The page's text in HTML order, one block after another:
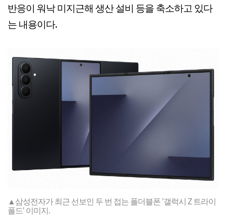
반응이 워낙 미지근해 생산 설비 등을 축소하고 있다
는 내용이다.
▲삼성전자가 최근 선보인 두 번 접는 폴더블폰 '갤럭시 Z 트라이
폴드' 이미지.